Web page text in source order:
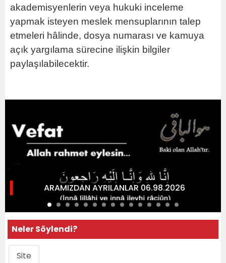
akademisyenlerin veya hukuki inceleme
yapmak isteyen meslek mensuplarının talep
etmeleri hâlinde, dosya numarası ve kamuya
açık yargılama sürecine ilişkin bilgiler
paylaşılabilecektir.
ARAMIZDAN AYRILANLAR 06.98.2026
Neler Söylendi?
Site